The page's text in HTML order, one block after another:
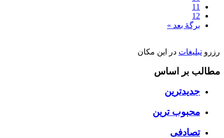
11
12
برگهٔ بعد »
رزرو تبلیغات در این مکان
مطالب بر اساس
جدیدترین
محبوب ترین
تصادفی